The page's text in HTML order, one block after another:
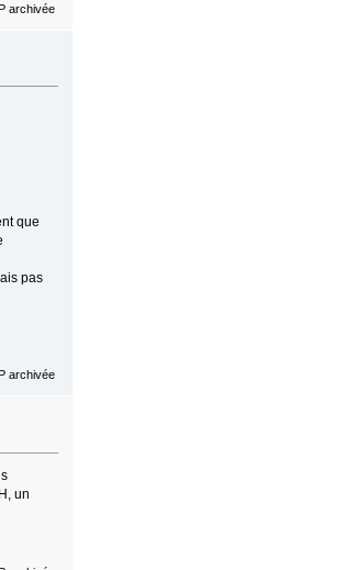
archivée
que
pas
archivée
un